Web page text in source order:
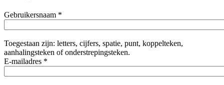
Gebruikersnaam *
Toegestaan zijn: letters, cijfers, spatie, punt, koppelteken,
aanhalingsteken of onderstrepingsteken.
E-mailadres *